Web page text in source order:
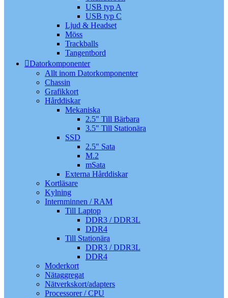
USB typ A
USB typ C
Ljud & Headset
Möss
Trackballs
Tangentbord
Datorkomponenter
Allt inom Datorkomponenter
Chassin
Grafikkort
Hårddiskar
Mekaniska
2.5″ Till Bärbara
3.5″ Till Stationära
SSD
2.5″ Sata
M.2
mSata
Externa Hårddiskar
Kortläsare
Kylning
Internminnen / RAM
Till Laptop
DDR3 / DDR3L
DDR4
Till Stationära
DDR3 / DDR3L
DDR4
Moderkort
Nätaggregat
Nätverkskort/adapters
Processorer / CPU